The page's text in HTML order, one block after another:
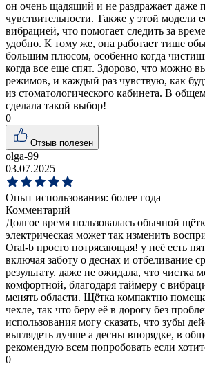
он очень щадящий и не раздражает даже
чувствительности. Также у этой модели
вибрацией, что помогает следить за
удобно. К тому же, она работает тише
большим плюсом, особенно когда
когда все еще спят. Здорово, что можно
режимов, и каждый раз чувствую, как
из стоматологического кабинета. В
сделала такой выбор!
0
Отзыв полезен
olga-99
03.07.2025
Опыт использования: более года
Комментарий
Долгое время пользовалась обычной
электрическая может так изменить
Oral-b просто потрясающая! у неё есть
включая заботу о деснах и отбеливание
результату. даже не ожидала, что чистка
комфортной, благодаря таймеру с
менять области. Щётка компактно
чехле, так что беру её в дорогу без
использования могу сказать, что зубы
выглядеть лучше а десны впорядке, в
рекомендую всем попробовать если
0